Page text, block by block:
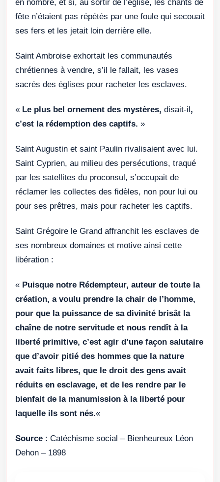
en nombre, et si, au sortir de l’église, les chants de
fête n’étaient pas répétés par une foule qui secouait
ses fers et les jetait loin derrière elle.
Saint Ambroise exhortait les communautés
chrétiennes à vendre, s’il le fallait, les vases
sacrés des églises pour racheter les esclaves.
« Le plus bel ornement des mystères, disait-il ,
c’est la rédemption des captifs. »
Saint Augustin et saint Paulin rivalisaient avec lui.
Saint Cyprien, au milieu des persécutions, traqué
par les satellites du proconsul, s’occupait de
réclamer les collectes des fidèles, non pour lui ou
pour ses prêtres, mais pour racheter les captifs.
Saint Grégoire le Grand affranchit les esclaves de
ses nombreux domaines et motive ainsi cette
libération :
« Puisque notre Rédempteur, auteur de toute la
création, a voulu prendre la chair de l’homme,
pour que la puissance de sa divinité brisât la
chaîne de notre servitude et nous rendît à la
liberté primitive, c’est agir d’une façon salutaire
que d’avoir pitié des hommes que la nature
avait faits libres, que le droit des gens avait
réduits en esclavage, et de les rendre par le
bienfait de la manumission à la liberté pour
laquelle ils sont nés.«
Source : Catéchisme social – Bienheureux Léon
Dehon – 1898